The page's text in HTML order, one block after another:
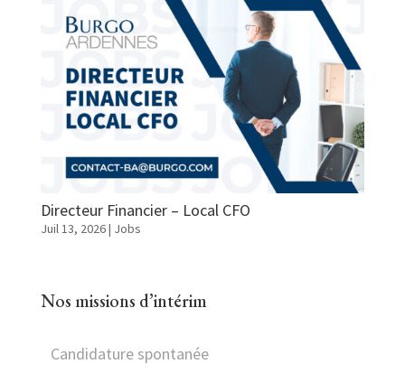
Directeur Financier – Local CFO
Juil 13, 2026| Jobs
Nos missions d’intérim
Candidature spontanée